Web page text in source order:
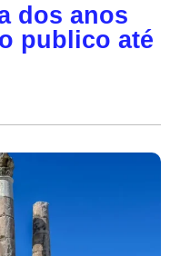
dos anos
publico até